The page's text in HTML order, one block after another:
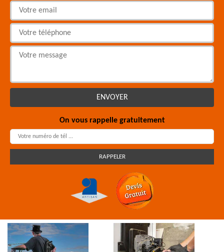
On vous rappelle gratuitement